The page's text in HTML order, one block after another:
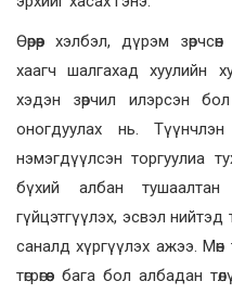
Өөрөөр хэлбэл, дүрэм
хаагч шалгахад хуулийн
хэдэн зөрчил илэрсэн
оногдуулах нь.
нэмэгдүүлсэн торгуулиа
бүхий албан
гүйцэтгүүлэх, эсвэл
саналд хүргүүлэх ажээ.
төгрөгөөс бага бол албадан